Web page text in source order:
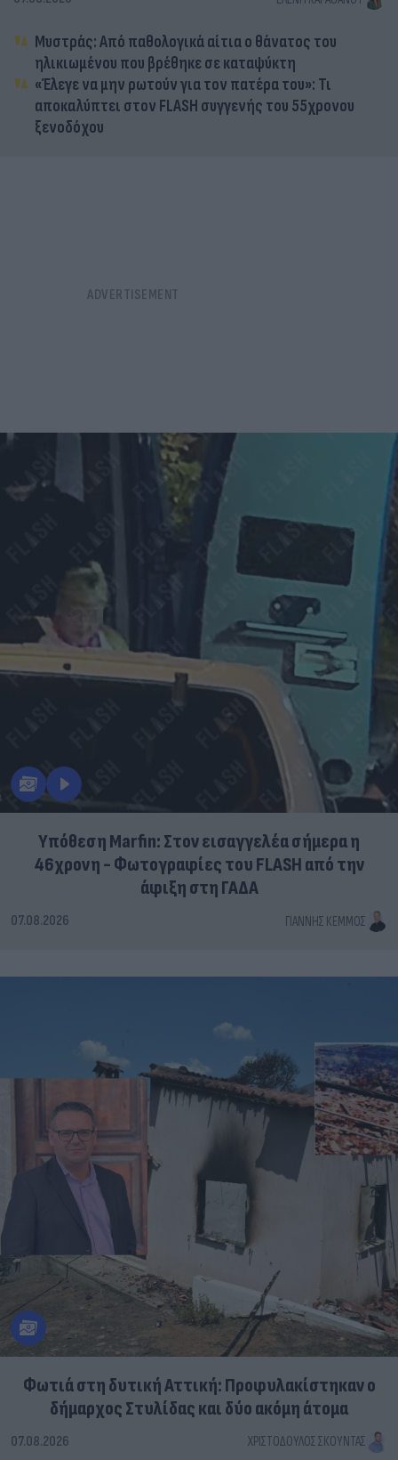
Μυστράς: Από παθολογικά αίτια ο θάνατος του
ηλικιωμένου που βρέθηκε σε καταψύκτη
«Έλεγε να μην ρωτούν για τον πατέρα του»: Τι
αποκαλύπτει στον FLASH συγγενής του 55χρονου
ξενοδόχου
Υπόθεση Marfin: Στον εισαγγελέα σήμερα η
46χρονη - Φωτογραφίες του FLASH από την
άφιξη στη ΓΑΔΑ
07.08.2026 ΓΙΆΝΝΗΣ ΚΈΜΜΟΣ
Φωτιά στη δυτική Αττική: Προφυλακίστηκαν ο
δήμαρχος Στυλίδας και δύο ακόμη άτομα
07.08.2026 ΧΡΙΣΤΌΔΟΥΛΟΣ ΣΚΟΎΝΤΑΣ